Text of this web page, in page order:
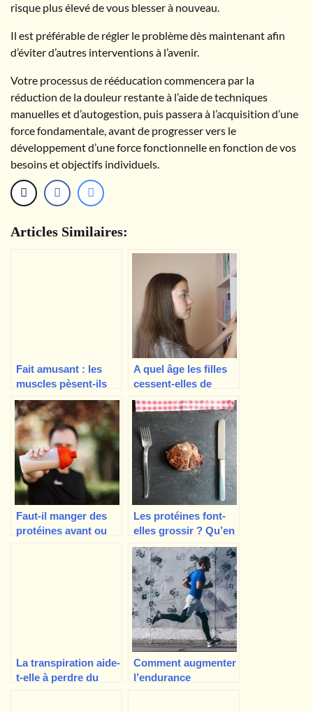
risque plus élevé de vous blesser à nouveau.
Il est préférable de régler le problème dès maintenant afin
d’éviter d’autres interventions à l’avenir.
Votre processus de rééducation commencera par la
réduction de la douleur restante à l’aide de techniques
manuelles et d’autogestion, puis passera à l’acquisition d’une
force fondamentale, avant de progresser vers le
développement d’une force fonctionnelle en fonction de vos
besoins et objectifs individuels.
Articles Similaires:
Fait amusant : les
muscles pèsent-ils
plus lourd que la
graisse ?
A quel âge les filles
cessent-elles de
grandir ? Puis-je
continuer à grandir ?
Faut-il manger des
protéines avant ou
Les protéines font-
elles grossir ? Qu’en
est-il des protéines
en poudre ?
La transpiration aide-
t-elle à perdre du
Comment augmenter
l’endurance